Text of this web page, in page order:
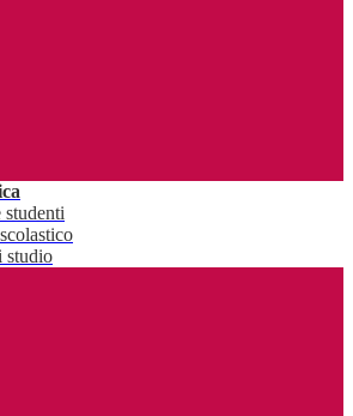
studenti
studio